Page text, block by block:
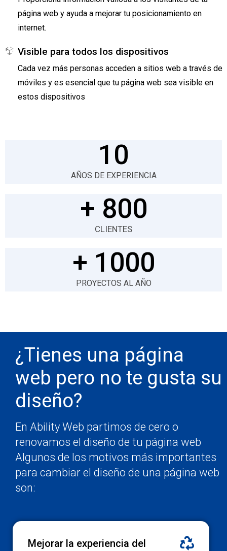
página web y ayuda a mejorar tu posicionamiento en
internet.
Visible para todos los dispositivos
Cada vez más personas acceden a sitios web a través de
móviles y es esencial que tu página web sea visible en
estos dispositivos
10
AÑOS DE EXPERIENCIA
+ 800
CLIENTES
+ 1000
PROYECTOS AL AÑO
¿Tienes una página
web pero no te gusta su
diseño?
En Ability Web partimos de cero o
renovamos el diseño de tu página web
Algunos de los motivos más importantes
para cambiar el diseño de una página web
son:
Mejorar la experiencia del